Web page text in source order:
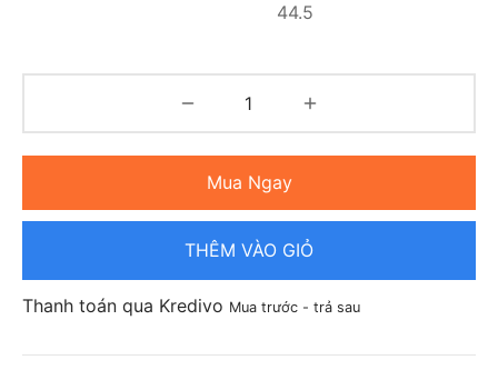
44.5
Mua Ngay
THÊM VÀO GIỎ
Thanh toán qua Kredivo Mua trước - trả sau